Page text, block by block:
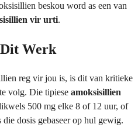
beskou word as een van
vir urti.
Werk
reg vir jou is, is dit van kritieke
volg. Die tipiese amoksisillien
500 mg elke 8 of 12 uur, of
dosis gebaseer op hul gewig.